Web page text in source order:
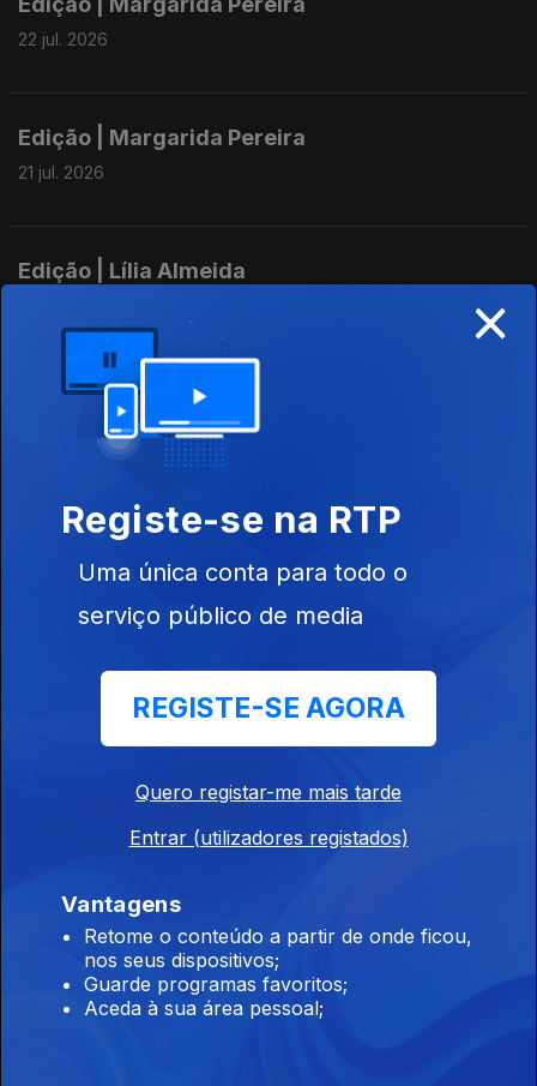
22 jul. 2026
Edição | Margarida Pereira
21 jul. 2026
Edição | Lília Almeida
Edição | Margarida Pereira
17 jul. 2026
Edição I Margarida Pereira
15 jul. 2026
Edição | Margarida Pereira
Edição | Margarida Pereira
Edição | Lília Almeida
10 jul. 2026
×
Registe-se na RTP
Uma única conta para todo o
serviço público de media
REGISTE-SE AGORA
Quero registar-me mais tarde
Entrar (utilizadores registados)
Vantagens
Retome o conteúdo a partir de onde ficou,
nos seus dispositivos;
Guarde programas favoritos;
Aceda à sua área pessoal;